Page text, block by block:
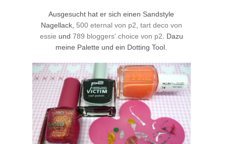
Ausgesucht hat er sich einen Sandstyle
Nagellack, 500 eternal von p2 tart deco von
essie und 789 bloggers' choice von p2. Dazu
meine Palette und ein Dotting Tool.